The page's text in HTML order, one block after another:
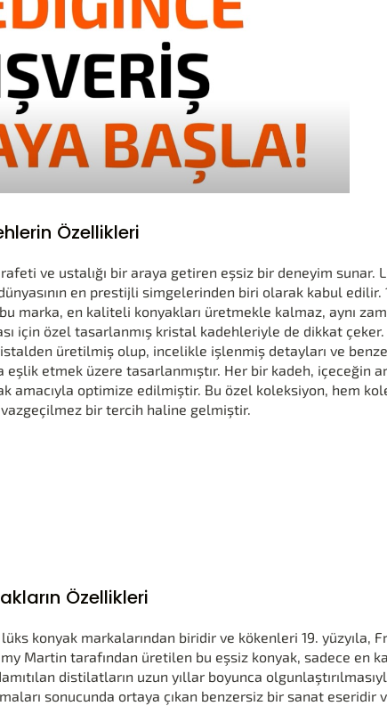
Özellikleri
ve ustalığı bir araya getiren eşsiz bir deneyim sunar.
en prestijli simgelerinden biri olarak kabul edilir.
marka, en kaliteli konyakları üretmekle kalmaz, aynı
için özel tasarlanmış kristal kadehleriyle de dikkat çeker.
üretilmiş olup, incelikle işlenmiş detayları ve
eşlik etmek üzere tasarlanmıştır. Her bir kadeh, içeceğin
amacıyla optimize edilmiştir. Bu özel koleksiyon, hem
bir tercih haline gelmiştir.
Özellikleri
konyak markalarından biridir ve kökenleri 19. yüzyıla,
Martin tarafından üretilen bu eşsiz konyak, sadece en
distilatların uzun yıllar boyunca
sonucunda ortaya çıkan benzersiz bir sanat eseridir